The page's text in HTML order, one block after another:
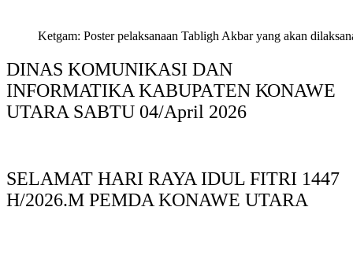
Ketgam: Poster pelaksanaan Tabligh Akbar yang akan
DINAS KOMUNIKASI DAN
INFORMATIKA KABUPAΤΕΝ ΚΟNAWE
UTARA SABTU 04/April 2026
SELAMAT HARI RAYA IDUL FITRI 1447
H/2026.M PEMDA KONAWE UTARA